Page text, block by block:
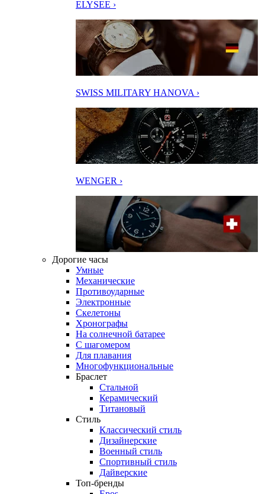
ELYSEE ›
SWISS MILITARY HANOVA ›
WENGER ›
Дорогие часы
Умные
Механические
Противоударные
Электронные
Скелетоны
Хронографы
На солнечной батарее
С шагомером
Для плавания
Многофункциональные
Браслет
Стальной
Керамический
Титановый
Стиль
Классический стиль
Дизайнерские
Военный стиль
Спортивный стиль
Дайверские
Топ-бренды